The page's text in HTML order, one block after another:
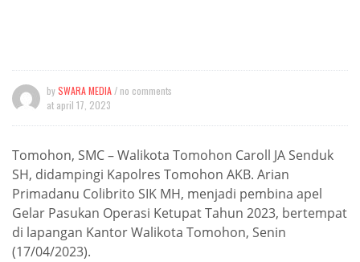
bySWARA MEDIA / no comments
at april 17, 2023
Tomohon, SMC – Walikota Tomohon Caroll JA Senduk
SH, didampingi Kapolres Tomohon AKB. Arian
Primadanu Colibrito SIK MH, menjadi pembina apel
Gelar Pasukan Operasi Ketupat Tahun 2023, bertempat
di lapangan Kantor Walikota Tomohon, Senin
(17/04/2023).